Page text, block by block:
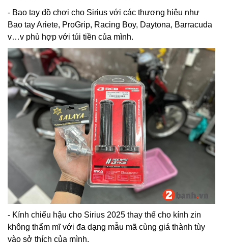
- Bao tay đồ chơi cho Sirius với các thương hiệu như
Bao tay Ariete, ProGrip, Racing Boy, Daytona, Barracuda
v…v phù hợp với túi tiền của mình.
- Kính chiếu hậu cho Sirius 2025 thay thế cho kính zin
không thẩm mĩ với đa dạng mẫu mã cùng giá thành tùy
vào sở thích của mình.